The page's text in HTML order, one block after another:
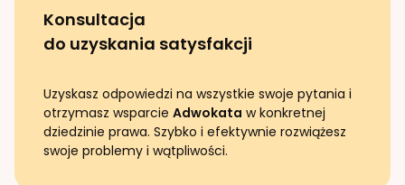
Konsultacja
do uzyskania satysfakcji
Uzyskasz odpowiedzi na wszystkie swoje pytania i
otrzymasz wsparcie Adwokata w konkretnej
dziedzinie prawa. Szybko i efektywnie rozwiążesz
swoje problemy i wątpliwości.